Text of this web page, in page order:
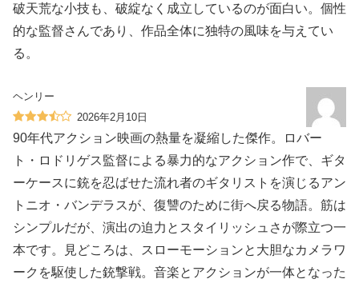
破天荒な小技も、破綻なく成立しているのが面白い。個性
的な監督さんであり、作品全体に独特の風味を与えてい
る。
ヘンリー
2026年2月10日
90年代アクション映画の熱量を凝縮した傑作。ロバー
ト・ロドリゲス監督による暴力的なアクション作で、ギタ
ーケースに銃を忍ばせた流れ者のギタリストを演じるアン
トニオ・バンデラスが、復讐のために街へ戻る物語。筋は
シンプルだが、演出の迫力とスタイリッシュさが際立つ一
本です。見どころは、スローモーションと大胆なカメラワ
ークを駆使した銃撃戦。音楽とアクションが一体となった